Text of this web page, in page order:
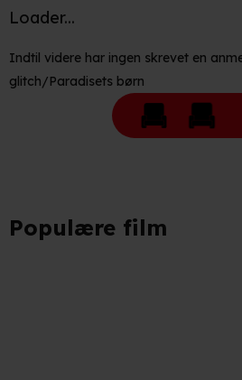
Loader...
Indtil videre har ingen skrevet en
glitch/Paradisets børn
Populære film